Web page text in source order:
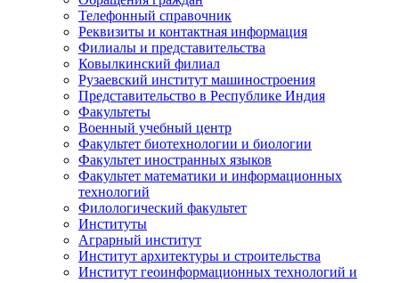
Телефонный справочник
Реквизиты и контактная информация
Филиалы и представительства
Ковылкинский филиал
Рузаевский институт машиностроения
Представительство в Республике Индия
Факультеты
Военный учебный центр
Факультет биотехнологии и биологии
Факультет иностранных языков
Факультет математики и информационных
технологий
Филологический факультет
Институты
Аграрный институт
Институт архитектуры и строительства
Институт геоинформационных технологий и